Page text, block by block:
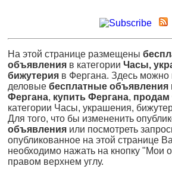
На этой странице размещены
объявления в категории Часы,
бижутерия в Фергана. Здесь можно
деловые бесплатные объявления
Фергана, купить Фергана, продам
категории Часы, украшения,
Для того, что бы измененить
объявления или посмотреть
опубликованное на этой странице
необходимо нажать на кнопку "Мои
правом верхнем углу.